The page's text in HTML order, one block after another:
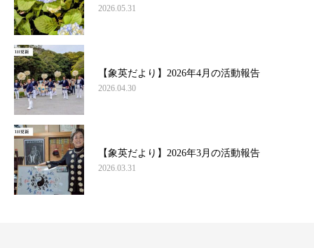
2026.05.31
【象英だより】2026年4月の活動報告
2026.04.30
【象英だより】2026年3月の活動報告
2026.03.31